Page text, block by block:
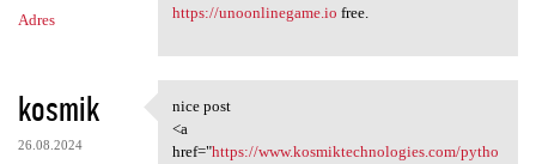
Adres
https://unoonlinegame.io free.
kosmik
26.08.2024
nice post
nice post
<a
href="https://www.kosmiktechnologies.com/pytho